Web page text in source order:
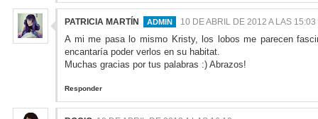
PATRICIA MARTÍN 10 DE ABRIL DE 2012 A LAS 15:03
A mi me pasa lo mismo Kristy, los lobos me parecen
encantaría poder verlos en su habitat.
Muchas gracias por tus palabras :) Abrazos!
Responder